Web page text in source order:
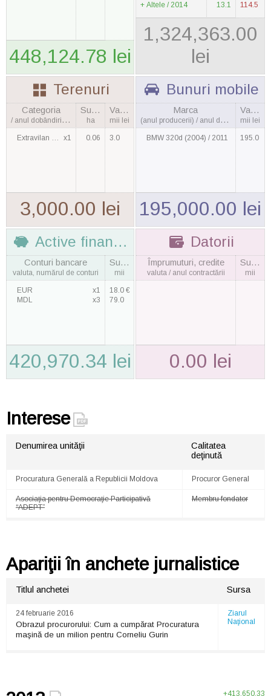
448,124.78 lei
Altele / 2014
13.1
114.5
1,324,363.00
lei
Terenuri
Categoria
/ anul dobândirii, cantitatea
Suprafaţa
ha
Valoarea
mii lei
Extravilan / 2010 x1 0.06 3.0
3,000.00 lei
Bunuri mobile
Marca
(anul producerii) / anul dobândirii
Valoarea
mii lei
BMW 320d (2004) / 2011 195.0
195,000.00 lei
Active financiare
Conturi bancare
valuta, numărul de conturi
Suma
mii
EUR
x1
MDL
x3
18.0 €
79.0
420,970.34 lei
Datorii
Împrumuturi, credite
valuta / anul contractării
Suma
mii
0.00 lei
Interese
Denumirea unităţii
Calitatea
deţinută
Procuratura Generală a Republicii Moldova Procuror General
Asociaţia pentru Democraţie Participativă
“ADEPT”
Membru fondator
Apariţii în anchete jurnalistice
Titlul anchetei Sursa
24 februarie 2016
Obrazul procurorului: Cum a cumpărat Procuratura
maşină de un milion pentru Corneliu Gurin
Ziarul
Naţional
+413,650.33